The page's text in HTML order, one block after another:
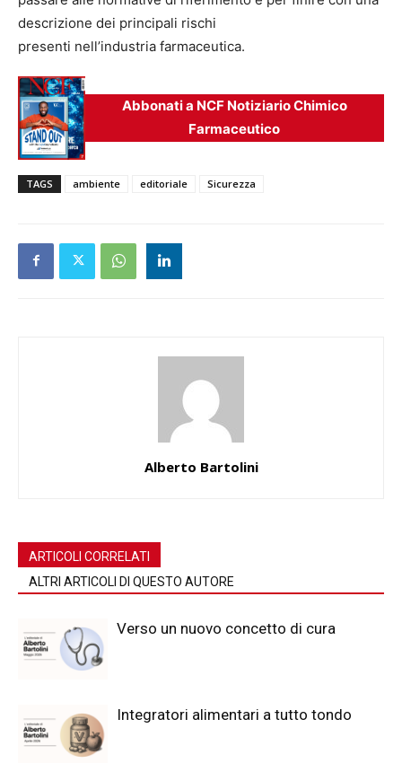
descrizione dei principali rischi
presenti nell’industria farmaceutica.
Abbonati a NCF Notiziario Chimico
Farmaceutico
TAGS ambiente editoriale Sicurezza
Alberto Bartolini
ARTICOLI CORRELATI
ALTRI ARTICOLI DI QUESTO AUTORE
Verso un nuovo concetto di cura
Integratori alimentari a tutto tondo